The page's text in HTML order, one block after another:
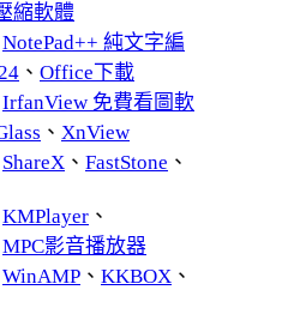
縮軟體
NotePad++ 純文字編
、 Office下載
IrfanView 免費看圖軟
、 XnView
ShareX 、 FastStone 、
KMPlayer 、
MPC影音播放器
WinAMP 、 KKBOX 、